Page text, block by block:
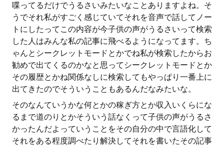
喋ってるだけでうるさいみたいなことありますよね。そ
うでそれ私がすごく感じていてそれを音声で話してノー
トにしたってこの内容が今子供の声がうるさいって検索
した人はみんな私の記事に飛べるようになってます。ち
ゃんとシークレットモードとかでね私が検索したからお
勧めで出てくるのかなと思ってシークレットモードとか
その履歴とかね関係なしに検索してもやっぱり一番上に
出てきたのでそういうこともあるんだなみたいな。
そのなんていうかな何とかの稼ぎ方とか収入いくらにな
るまで道のりとかそういう話なくって子供の声がうるさ
かったんだよっていうことをその自分の中で言語化して
それをある程度調べたり解決してそれを書いたその記事